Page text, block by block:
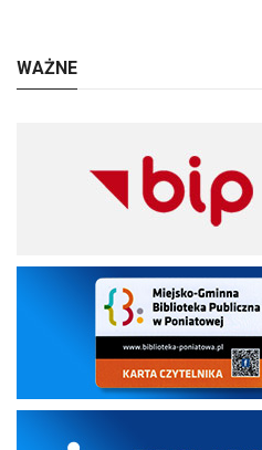
WAŻNE